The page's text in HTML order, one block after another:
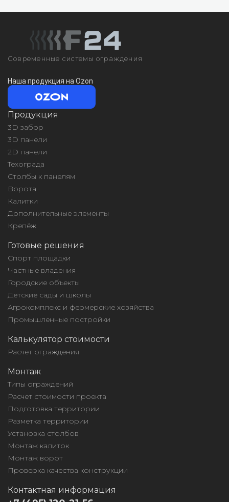
Современные системы ограждения
Наша продукция на Ozon
Продукция
3D забор
3D панели
2D панели
Техограда
Столбы к панелям
Ворота
Калитки
Дополнительные элементы
Крепёж
Готовые решения
Спорт площадки
Частные владения
Городские объекты
Детские сады и школы
Агрокомплекс и фермерские хозяйства
Промышленные постройки
Калькулятор стоимости
Расчет ограждения
Монтаж
Типы ограждений
Расчет стоимости проекта
Подготовка территории
Разметка территории
Установка столбов
Монтаж калиток
Монтаж ворот
Проверка качества конструкции
Контактная информация